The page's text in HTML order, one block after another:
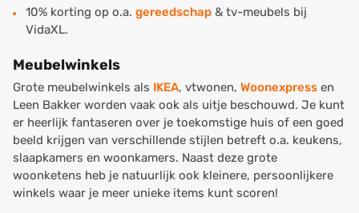
10% korting op o.a. gereedschap & tv-meubels bij
VidaXL.
Meubelwinkels
Grote meubelwinkels als IKEA, vtwonen, Woonexpress en
Leen Bakker worden vaak ook als uitje beschouwd. Je kunt
er heerlijk fantaseren over je toekomstige huis of een goed
beeld krijgen van verschillende stijlen betreft o.a. keukens,
slaapkamers en woonkamers. Naast deze grote
woonketens heb je natuurlijk ook kleinere, persoonlijkere
winkels waar je meer unieke items kunt scoren!